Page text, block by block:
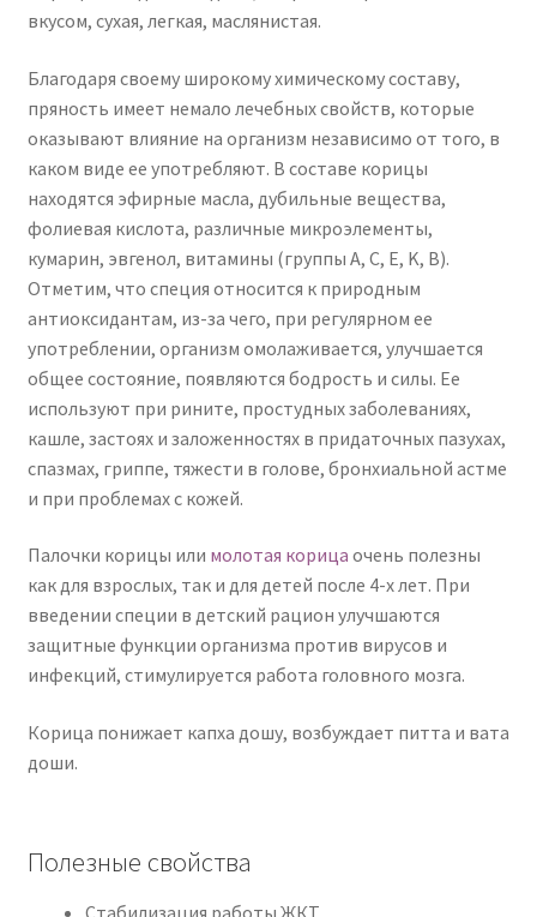
вкусом, сухая, легкая, маслянистая.
Благодаря своему широкому химическому составу,
пряность имеет немало лечебных свойств, которые
оказывают влияние на организм независимо от того, в
каком виде ее употребляют. В составе корицы
находятся эфирные масла, дубильные вещества,
фолиевая кислота, различные микроэлементы,
кумарин, эвгенол, витамины (группы A, C, E, K, B).
Отметим, что специя относится к природным
антиоксидантам, из-за чего, при регулярном ее
употреблении, организм омолаживается, улучшается
общее состояние, появляются бодрость и силы. Ее
используют при рините, простудных заболеваниях,
кашле, застоях и заложенностях в придаточных пазухах,
спазмах, гриппе, тяжести в голове, бронхиальной астме
и при проблемах с кожей.
Палочки корицы или молотая корица очень полезны
как для взрослых, так и для детей после 4-х лет. При
введении специи в детский рацион улучшаются
защитные функции организма против вирусов и
инфекций, стимулируется работа головного мозга.
Корица понижает капха дошу, возбуждает питта и вата
доши.
Полезные свойства